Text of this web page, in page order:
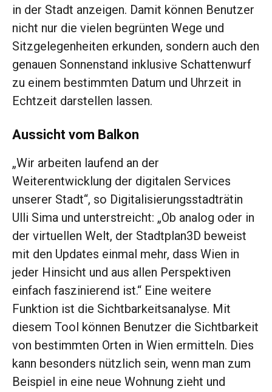
in der Stadt anzeigen. Damit können Benutzer
nicht nur die vielen begrünten Wege und
Sitzgelegenheiten erkunden, sondern auch den
genauen Sonnenstand inklusive Schattenwurf
zu einem bestimmten Datum und Uhrzeit in
Echtzeit darstellen lassen.
Aussicht vom Balkon
„Wir arbeiten laufend an der
Weiterentwicklung der digitalen Services
unserer Stadt“, so Digitalisierungsstadträtin
Ulli Sima und unterstreicht: „Ob analog oder in
der virtuellen Welt, der Stadtplan3D beweist
mit den Updates einmal mehr, dass Wien in
jeder Hinsicht und aus allen Perspektiven
einfach faszinierend ist.“ Eine weitere
Funktion ist die Sichtbarkeitsanalyse. Mit
diesem Tool können Benutzer die Sichtbarkeit
von bestimmten Orten in Wien ermitteln. Dies
kann besonders nützlich sein, wenn man zum
Beispiel in eine neue Wohnung zieht und